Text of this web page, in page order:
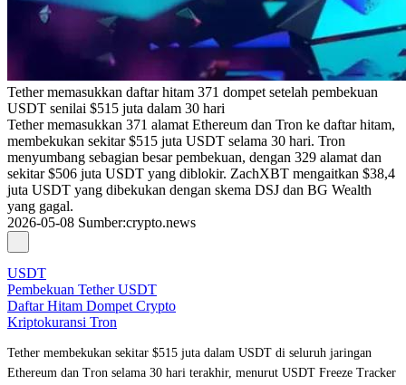
Tether memasukkan daftar hitam 371 dompet setelah pembekuan
USDT senilai $515 juta dalam 30 hari
Tether memasukkan 371 alamat Ethereum dan Tron ke daftar hitam,
membekukan sekitar $515 juta USDT selama 30 hari. Tron
menyumbang sebagian besar pembekuan, dengan 329 alamat dan
sekitar $506 juta USDT yang diblokir. ZachXBT mengaitkan $38,4
juta USDT yang dibekukan dengan skema DSJ dan BG Wealth
yang gagal.
2026-05-08 Sumber:crypto.news
USDT
Pembekuan Tether USDT
Daftar Hitam Dompet Crypto
Kriptokuransi Tron
Tether membekukan sekitar $515 juta dalam USDT di seluruh jaringan
Ethereum dan Tron selama 30 hari terakhir, menurut USDT Freeze Tracker